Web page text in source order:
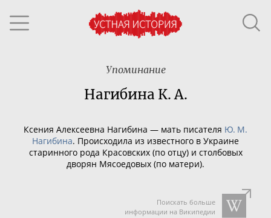
Упоминание
Нагибина К. А.
Ксения Алексеевна Нагибина — мать писателя Ю. М.
Нагибина. Происходила из известного в Украине
старинного рода Красовских (по отцу) и столбовых
дворян Мясоедовых (по матери).
Поискать больше
информации на Википедии